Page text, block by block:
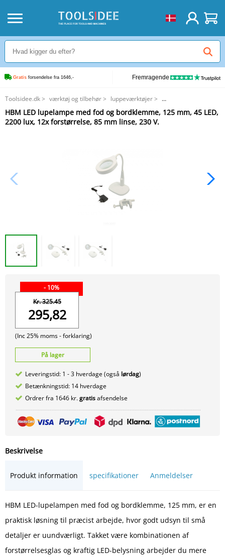
Gratis forsendelse fra 1646,- Fremragende
Toolsidee.dk> værktøj og tilbehør> luppeværktøjer>
HBM LED lupelampe med fod og bordklemme, 125 mm, 45 LED, 2200 lux,
12x forstørrelse, 85 mm linse, 230 V.
HBM LED lupelampe med fod og bordklemme, 125 mm, 45 LED,
2200 lux, 12x forstørrelse, 85 mm linse, 230 V.
- 10%
Kr. 325.45
295,82
(Inc 25% moms -forklaring)
På lager
Leveringstid: 1 - 3 hverdage (også lørdag)
Betænkningstid: 14 hverdage
Ordrer fra 1646 kr.gratisafsendelse
Beskrivelse
Produkt information specifikationer Anmeldelser
HBM LED-lupelampen med fod og bordklemme, 125 mm, er en
praktisk løsning til præcist arbejde, hvor godt udsyn til små
detaljer er uundværligt. Takket være kombinationen af
forstørrelsesglas og kraftig LED-belysning arbejder du mere